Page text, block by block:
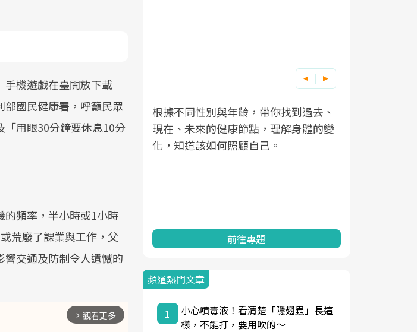
手機遊戲在臺開放下載
國民健康署，呼籲民眾
「用眼30分鐘要休息10分
的頻率，半小時或1小時
荒廢了課業與工作，父
交通及防制令人遺憾的
arrow_forward_ios 觀看更多
會的浪潮，台灣正在快速
護」的新時代。隨著國家
康管理的重要起點。
前往專題
良醫生活祭體驗「一站式
，從講座、體驗到運動，
前往專題
「換季的身體變化」出
觀點與日常感受的對話，
前往專題
根據不同性別與年齡，帶你找到過去、
現在、未來的健康節點，理解身體的變
化，知道該如何照顧自己。
前往專題
頻道熱門文章
1
小心噴毒液！看清楚「隱翅蟲」長這
樣，不能打，要用吹的～